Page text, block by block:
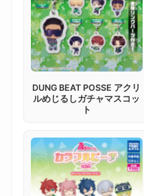
DUNG BEAT POSSE アクリ
ルめじるしガチャマスコッ
ト